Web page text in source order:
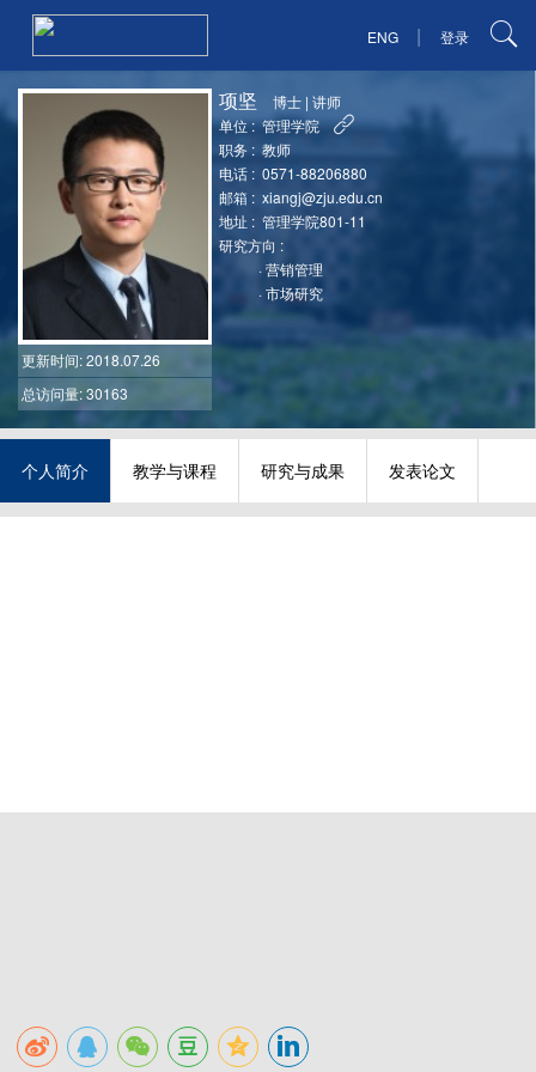
ENG | 登录
更新时间: 2018.07.26
总访问量: 30163
项坚 博士 |讲师
单位 : 管理学院
职务 : 教师
电话 : 0571-88206880
邮箱 : xiangj@zju.edu.cn
地址 : 管理学院801-11
研究方向 :
·营销管理
·市场研究
个人简介 教学与课程 研究与成果 发表论文